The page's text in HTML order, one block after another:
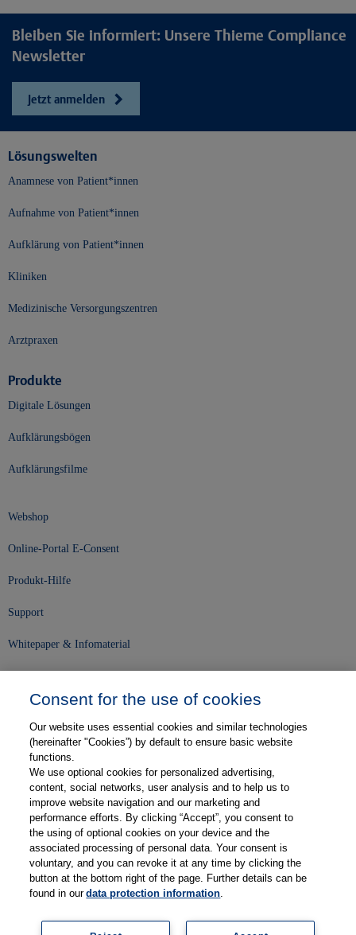
Bleiben Sie informiert: Unsere Thieme Compliance
Newsletter
Jetzt anmelden
Lösungswelten
Anamnese von Patient*innen
Aufnahme von Patient*innen
Aufklärung von Patient*innen
Kliniken
Medizinische Versorgungszentren
Arztpraxen
Produkte
Digitale Lösungen
Aufklärungsbögen
Aufklärungsfilme
Webshop
Online-Portal E-Consent
Produkt-Hilfe
Support
Whitepaper & Infomaterial
Karriere
Kontakt
Web-Semniare
Anwenderberichte
Partner
Consent for the use of cookies
Our website uses essential cookies and similar technologies
(hereinafter "Cookies”) by default to ensure basic website
functions.
We use optional cookies for personalized advertising,
content, social networks, user analysis and to help us to
improve website navigation and our marketing and
performance efforts. By clicking “Accept”, you consent to
the using of optional cookies on your device and the
associated processing of personal data. Your consent is
voluntary, and you can revoke it at any time by clicking the
button at the bottom right of the page. Further details can be
found in ourdata protection information.